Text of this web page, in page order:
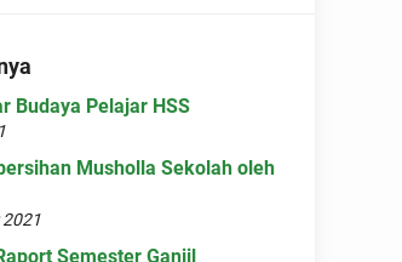
Budaya Pelajar HSS
Musholla Sekolah oleh
2021
Semester Ganjil